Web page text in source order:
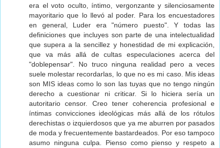
era el voto oculto, íntimo, vergonzante y silenciosamente
mayoritario que lo llevó al poder. Para los encuestadores
en general, Luder era "número puesto". Y todas las
definiciones que incluyes son parte de una intelectualidad
que supera a la sencillez y honestidad de mi explicación,
que va más allá de cultas especulaciones acerca del
"doblepensar". No truco ninguna realidad pero a veces
suele molestar recordarlas, lo que no es mi caso. Mis ideas
son MIS ideas como lo son las tuyas que no tengo ningún
derecho a cuestionar ni criticar. Si lo hiciera sería un
autoritario censor. Creo tener coherencia profesional e
íntimas convicciones ideológicas más allá de los rótulos
derechistas o izquierdosos que ya me aburren por pasados
de moda y frecuentemente bastardeados. Por eso tampoco
asumo ninguna culpa. Pienso como pienso y respeto a